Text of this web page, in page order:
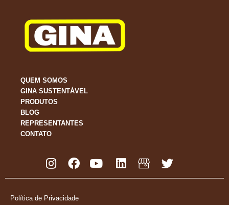
QUEM SOMOS
GINA SUSTENTÁVEL
PRODUTOS
BLOG
REPRESENTANTES
CONTATO
Política de Privacidade